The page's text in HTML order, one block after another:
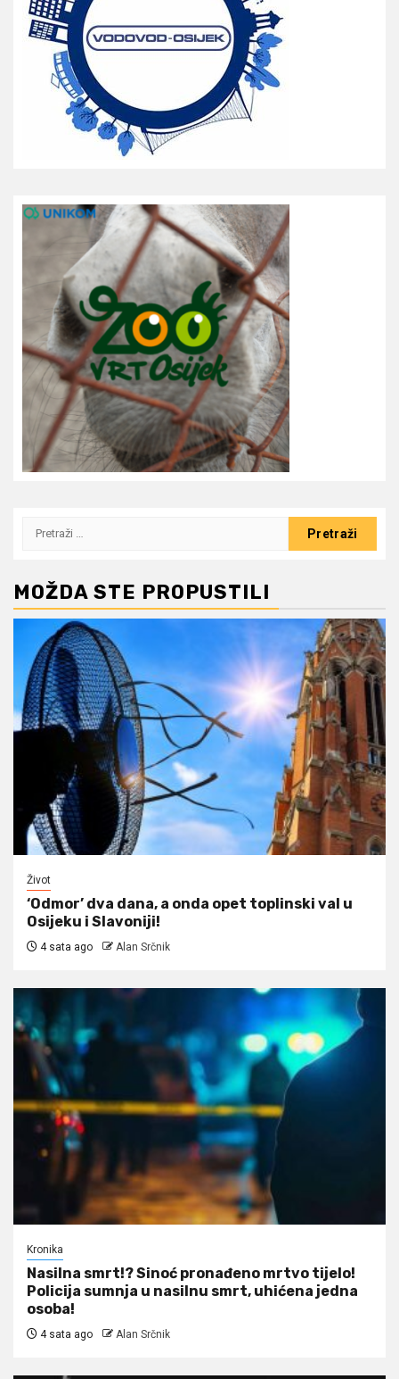
Pretraži:
MOŽDA STE PROPUSTILI
Život
‘Odmor’ dva dana, a onda opet toplinski val u
Osijeku i Slavoniji!
4 sata ago Alan Srčnik
Kronika
Nasilna smrt!? Sinoć pronađeno mrtvo tijelo!
Policija sumnja u nasilnu smrt, uhićena jedna
osoba!
4 sata ago Alan Srčnik